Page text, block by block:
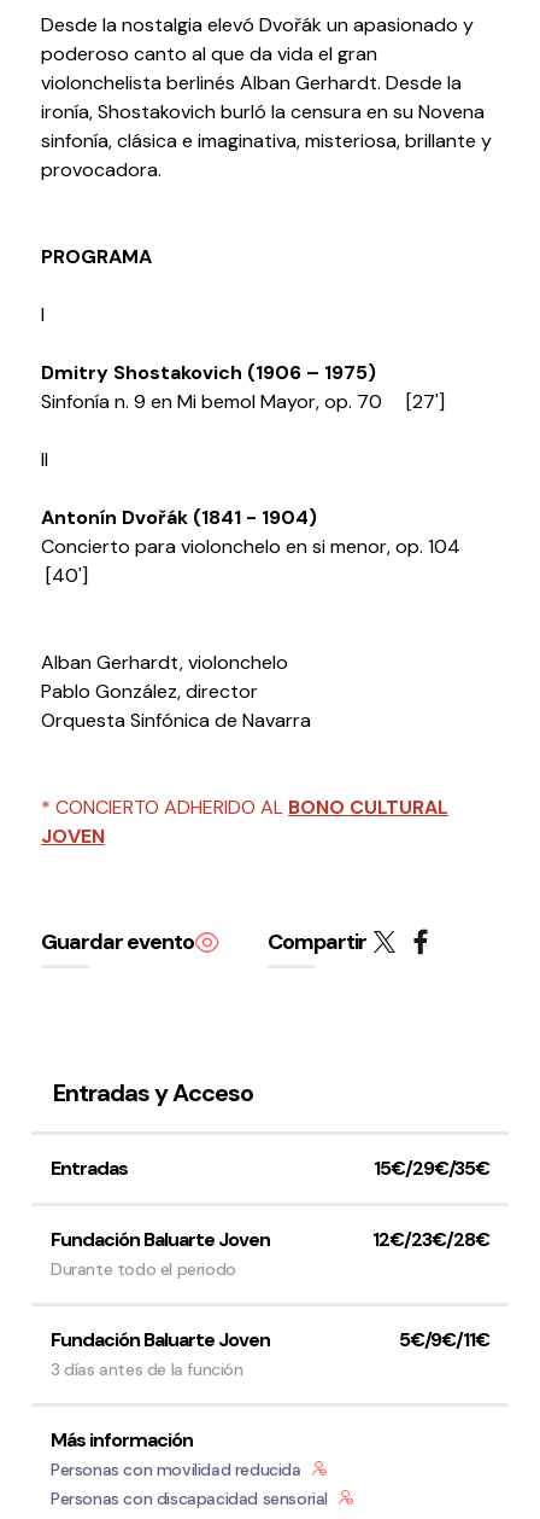
Agenda
Agenda
Suscríbete a la newsletter
Entradas
Organiza
Tour Virtual
Servicios
Testimonios
Baluarte
Taquilla
Cómo llegar
Contacto
Actualidad
Preguntas frecuentes
web
Desde la nostalgia elevó Dvořák un apasionado y
poderoso canto al que da vida el gran
violonchelista berlinés Alban Gerhardt. Desde la
ironía, Shostakovich burló la censura en su Novena
sinfonía, clásica e imaginativa, misteriosa, brillante y
provocadora.
PROGRAMA
I
Dmitry Shostakovich (1906 – 1975)
Sinfonía n. 9 en Mi bemol Mayor, op. 70 [27']
II
Antonín Dvořák (1841 - 1904)
Concierto para violonchelo en si menor, op. 104
[40']
Alban Gerhardt, violonchelo
Pablo González, director
Orquesta Sinfónica de Navarra
* CONCIERTO ADHERIDO AL BONO CULTURAL
JOVEN
Guardar evento Compartir
Entradas y Acceso
Entradas 15€/29€/35€
Fundación Baluarte Joven 12€/23€/28€
Durante todo el periodo
Fundación Baluarte Joven 5€/9€/11€
3 días antes de la función
Más información
Personas con movilidad reducida
Personas con discapacidad sensorial